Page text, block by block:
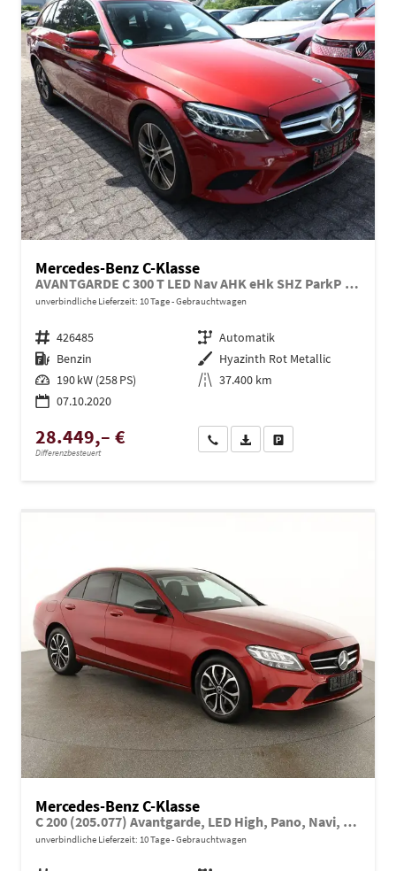
Mercedes-Benz C-Klasse
AVANTGARDE C 300 T LED Nav AHK eHk SHZ ParkP 17Z
unverbindliche Lieferzeit: 10 Tage Gebrauchtwagen
Fahrzeugnr. 426485 Getriebe Automatik
Kraftstoff Benzin Außenfarbe Hyazinth Rot Metallic
Leistung 190 kW (258 PS) Kilometerstand 37.400 km
07.10.2020
28.449,– €
Differenzbesteuert
Wir rufen Sie anPDF-Datei, Fahrzeugexposé
Mercedes-Benz C-Klasse
C 200 (205.077) Avantgarde, LED High, Pano, Navi, Night-Paket, Kamera
unverbindliche Lieferzeit: 10 Tage Gebrauchtwagen